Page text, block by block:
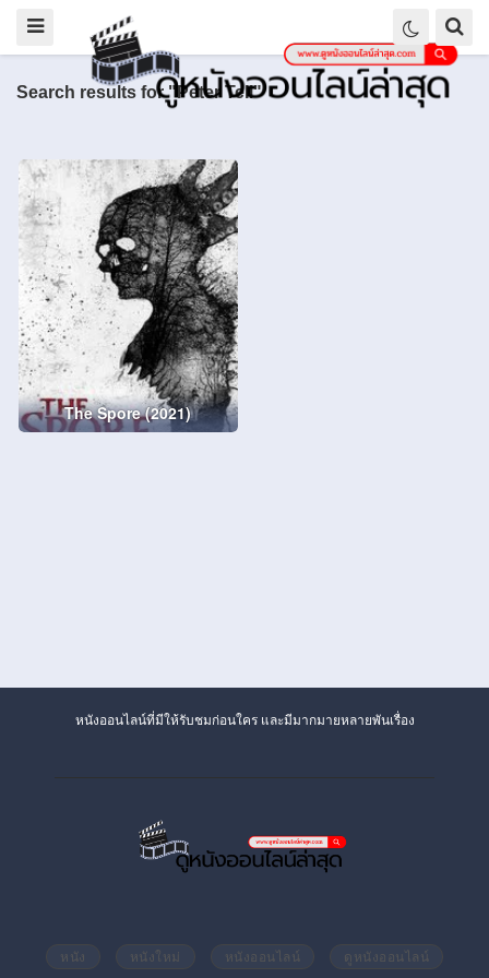
Search results for "Peter Tell"
The Spore (2021)
หนังออนไลน์ที่มีให้รับชมก่อนใคร และมีมากมายหลายพันเรื่อง
หนัง หนังใหม่ หนังออนไลน์ ดูหนังออนไลน์